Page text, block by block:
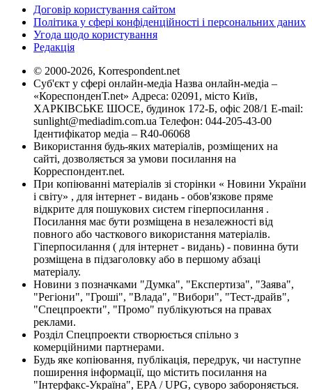
Договір користування сайтом
Політика у сфері конфіденційності і персональних даних
Угода щодо користування
Редакція
© 2000-2026, Korrespondent.net
Суб'єкт у сфері онлайн-медіа Назва онлайн-медіа –
«КореспонденТ.net» Адреса: 02091, місто Київ,
ХАРКІВСЬКЕ ШОСЕ, будинок 172-Б, офіс 208/1 E-mail:
sunlight@mediadim.com.ua Телефон: 044-205-43-00
Ідентифікатор медіа – R40-06068
Використання будь-яких матеріалів, розміщених на
сайті, дозволяється за умови посилання на
Корреспондент.net.
При копіюванні матеріалів зі сторінки « Новини України
і світу» , для інтернет - видань - обов'язкове пряме
відкрите для пошукових систем гіперпосилання .
Посилання має бути розміщена в незалежності від
повного або часткового використання матеріалів.
Гіперпосилання ( для інтернет - видань) - повинна бути
розміщена в підзаголовку або в першому абзаці
матеріалу.
Новини з позначками "Думка", "Експертиза", "Заява",
"Регіони", "Гроші", "Влада", "Вибори", "Тест-драйв",
"Спецпроекти", "Промо" публікуються на правах
реклами.
Розділ Спецпроекти створюється спільно з
комерційними партнерами.
Будь яке копіювання, публікація, передрук, чи наступне
поширення інформації, що містить посилання на
"Інтерфакс-Україна", EPA / UPG, суворо забороняється.